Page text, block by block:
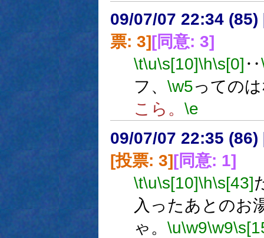
09/07/07 22:34 (85)
票: 3][同意: 3]
\t\u\s[10]\h\s[0] ‥
フ、 \w5っての
こら。 \e
09/07/07 22:35 (86)
[投票: 3] [同意: 1]
\t\u\s[10]\h\s[43]
入ったあとのお
ゃ。 \u\w9\w9